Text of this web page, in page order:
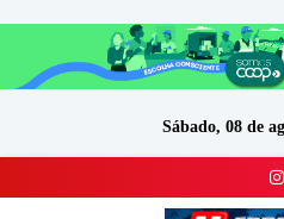
Sábado, 08 de